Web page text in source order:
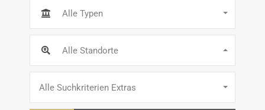
Alle Typen
Alle Standorte
Alle Suchkriterien Extras